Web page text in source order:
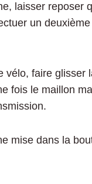
laisser reposer
un
vélo, faire
fois le maillon
mise dans la